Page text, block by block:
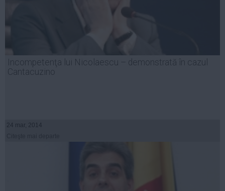
Incompetenţa lui Nicolaescu – demonstrată în cazul
Cantacuzino
24 mar, 2014